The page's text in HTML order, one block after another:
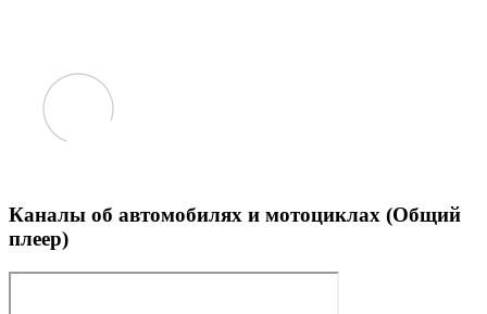
Каналы об автомобилях и мотоциклах (Общий
плеер)